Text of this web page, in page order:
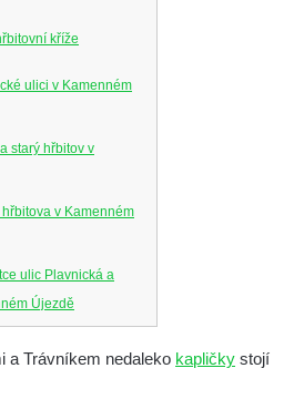
kříže
ulici v Kamenném
starý hřbitov v
v Kamenném
ulic Plavnická a
Újezdě
a Trávníkem nedaleko kapličky stojí